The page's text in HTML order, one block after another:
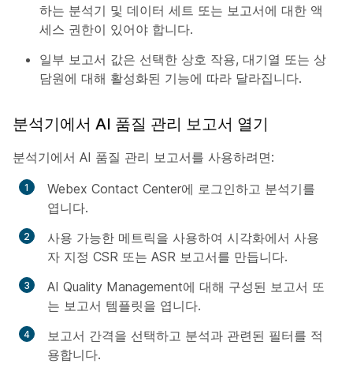
하는 분석기 및 데이터 세트 또는 보고서에 대한 액
세스 권한이 있어야 합니다.
일부 보고서 값은 선택한 상호 작용, 대기열 또는 상
담원에 대해 활성화된 기능에 따라 달라집니다.
분석기에서 AI 품질 관리 보고서 열기
분석기에서 AI 품질 관리 보고서를 사용하려면:
Webex Contact Center에 로그인하고 분석기를
엽니다.
사용 가능한 메트릭을 사용하여 시각화에서 사용
자 지정 CSR 또는 ASR 보고서를 만듭니다.
AI Quality Management에 대해 구성된 보고서 또
는 보고서 템플릿을 엽니다.
보고서 간격을 선택하고 분석과 관련된 필터를 적
용합니다.